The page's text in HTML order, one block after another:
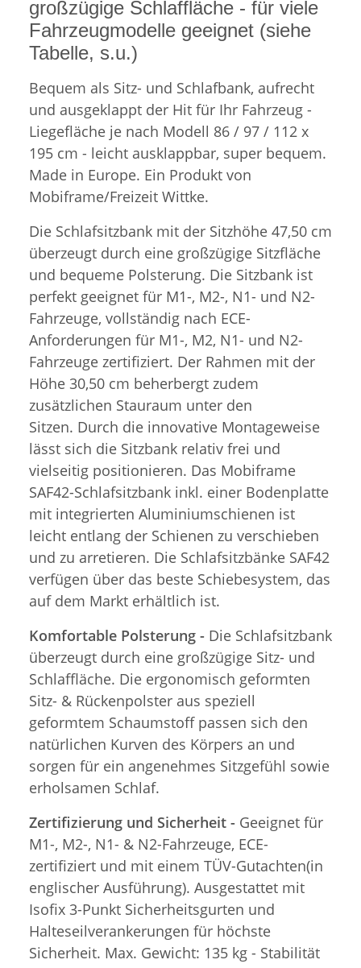
großzügige Schlaffläche - für viele
Fahrzeugmodelle geeignet (siehe
Tabelle, s.u.)
Bequem als Sitz- und Schlafbank, aufrecht
und ausgeklappt der Hit für Ihr Fahrzeug -
Liegefläche je nach Modell 86 / 97 / 112 x
195 cm - leicht ausklappbar, super bequem.
Made in Europe. Ein Produkt von
Mobiframe/Freizeit Wittke.
Die Schlafsitzbank mit der Sitzhöhe 47,50 cm
überzeugt durch eine großzügige Sitzfläche
und bequeme Polsterung. Die Sitzbank ist
perfekt geeignet für M1-, M2-, N1- und N2-
Fahrzeuge, vollständig nach ECE-
Anforderungen für M1-, M2, N1- und N2-
Fahrzeuge zertifiziert. Der Rahmen mit der
Höhe 30,50 cm beherbergt zudem
zusätzlichen Stauraum unter den
Sitzen. Durch die innovative Montageweise
lässt sich die Sitzbank relativ frei und
vielseitig positionieren. Das Mobiframe
SAF42-Schlafsitzbank inkl. einer Bodenplatte
mit integrierten Aluminiumschienen ist
leicht entlang der Schienen zu verschieben
und zu arretieren. Die Schlafsitzbänke SAF42
verfügen über das beste Schiebesystem, das
auf dem Markt erhältlich ist.
Komfortable Polsterung - Die Schlafsitzbank
überzeugt durch eine großzügige Sitz- und
Schlaffläche. Die ergonomisch geformten
Sitz- & Rückenpolster aus speziell
geformtem Schaumstoff passen sich den
natürlichen Kurven des Körpers an und
sorgen für ein angenehmes Sitzgefühl sowie
erholsamen Schlaf.
Zertifizierung und Sicherheit - Geeignet für
M1-, M2-, N1- & N2-Fahrzeuge, ECE-
zertifiziert und mit einem TÜV-Gutachten(in
englischer Ausführung). Ausgestattet mit
Isofix 3-Punkt Sicherheitsgurten und
Halteseilverankerungen für höchste
Sicherheit. Max. Gewicht: 135 kg - Stabilität